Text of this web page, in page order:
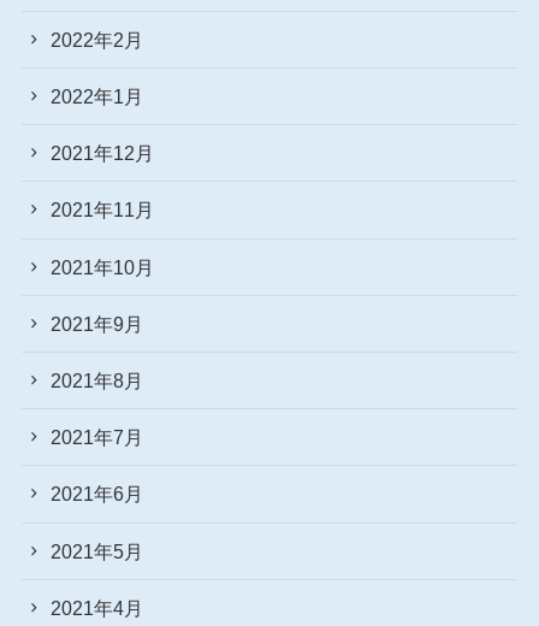
2022年2月
2022年1月
2021年12月
2021年11月
2021年10月
2021年9月
2021年8月
2021年7月
2021年6月
2021年5月
2021年4月